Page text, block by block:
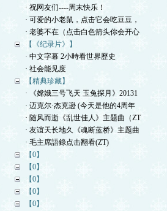
· 祝网友们----周末快乐！
· 可爱的小老鼠，点击它会吃豆豆，
· 老婆不在（点击白色箭头你会开心
【《纪录片》】
· 中文字幕 2小時看世界歷史
· 社会能见度
【精典珍藏】
· 《嫦娥三号飞天 玉兔探月》20131
· 迈克尔·杰克逊 (今天是他的4周年
· 随风而逝《乱世佳人》主题曲（ZT
· 友谊天长地久《魂断蓝桥》主题曲
· 毛主席語錄点击翻看(ZT)
【0】
【0】
【0】
【0】
【0】